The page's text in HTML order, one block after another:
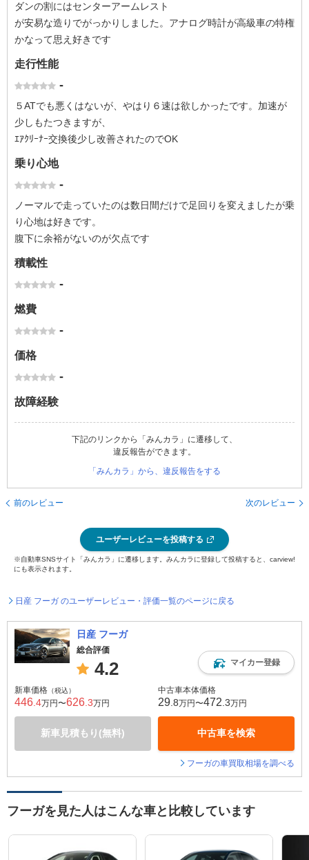
ダンの割にはセンターアームレスト
が安易な造りでがっかりしました。アナログ時計が高級車の特権
かなって思え好きです
走行性能
-
５ATでも悪くはないが、やはり６速は欲しかったです。加速が
少しもたつきますが、
ｴｱｸﾘｰﾅｰ交換後少し改善されたのでOK
乗り心地
-
ノーマルで走っていたのは数日間だけで足回りを変えましたが乗
り心地は好きです。
腹下に余裕がないのが欠点です
積載性
-
燃費
-
価格
-
故障経験
下記のリンクから「みんカラ」に遷移して、
違反報告ができます。
「みんカラ」から、違反報告をする
前のレビュー 次のレビュー
ユーザーレビューを投稿する
※自動車SNSサイト「みんカラ」に遷移します。みんカラに登録して投稿すると、carview!
にも表示されます。
日産 フーガ のユーザーレビュー・評価一覧のページに戻る
日産 フーガ
総合評価
4.2 マイカー登録
新車価格 （税込）
446 .4万円〜626 .3万円
新車見積もり(無料)
中古車本体価格
29 .8万円〜472 .3万円
中古車を検索
フーガの車買取相場を調べる
フーガを見た人はこんな車と比較しています